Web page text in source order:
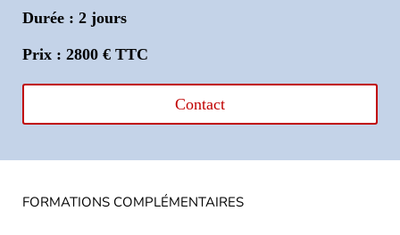
Durée : 2 jours
Prix : 2800 € TTC
Contact
FORMATIONS COMPLÉMENTAIRES